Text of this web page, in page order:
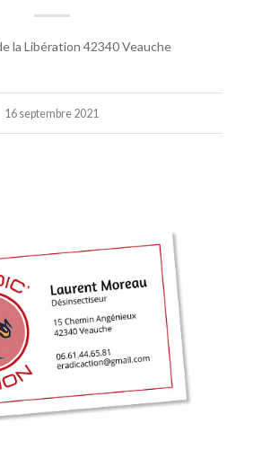
la Libération 42340 Veauche
16 septembre 2021